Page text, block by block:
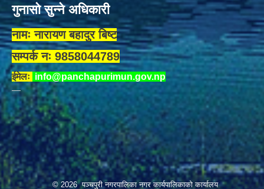
गुनासो सुन्ने अधिकारी
नामः नारायण बहादुर बिष्ट
सम्पर्क नः 9858044789
ईमेलः info@panchapurimun.gov.np
© 2026 पञ्चपुरी नगरपालिका नगर कार्यपालिकाको कार्यालय